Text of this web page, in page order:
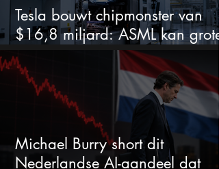
Tesla bouwt chipmonster van
$16,8 miljard: ASML kan grote
winnaar worden
Michael Burry short dit
Nederlandse AI-aandeel dat